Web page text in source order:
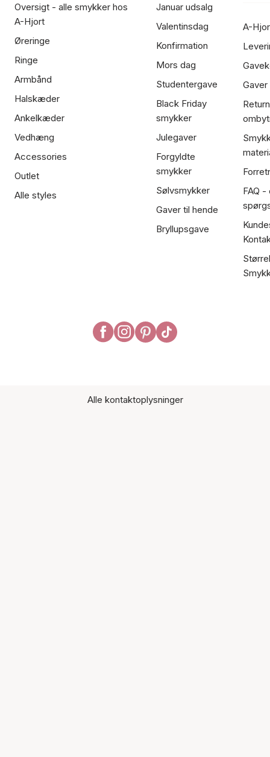
Oversigt - alle smykker hos
A-Hjort
Øreringe
Ringe
Armbånd
Halskæder
Ankelkæder
Vedhæng
Accessories
Outlet
Alle styles
Januar udsalg
Valentinsdag
Konfirmation
Mors dag
Studentergave
Black Friday
smykker
Julegaver
Forgyldte
smykker
Sølvsmykker
Gaver til hende
Bryllupsgave
A-
FAQ
Alle kontaktoplysninger